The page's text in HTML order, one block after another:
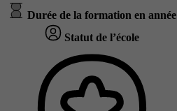
Durée de la formation en année
Statut de l’école